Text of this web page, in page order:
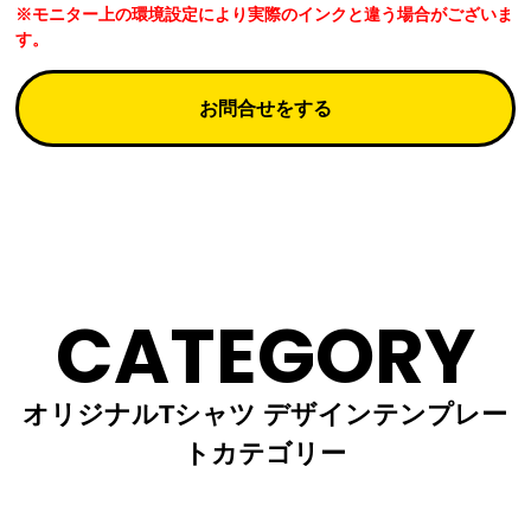
※モニター上の環境設定により実際のインクと違う場合がございま
す。
お問合せをする
CATEGORY
オリジナルTシャツ デザインテンプレー
トカテゴリー